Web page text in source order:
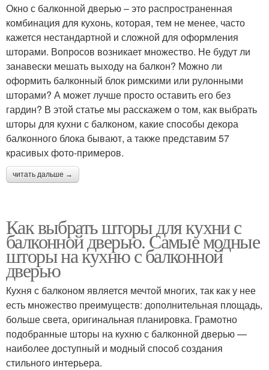
Окно с балконной дверью – это распространенная
комбинация для кухонь, которая, тем не менее, часто
кажется нестандартной и сложной для оформления
шторами. Вопросов возникает множество. Не будут ли
занавески мешать выходу на балкон? Можно ли
оформить балконный блок римскими или рулонными
шторами? А может лучше просто оставить его без
гардин? В этой статье мы расскажем о том, как выбрать
шторы для кухни с балконом, какие способы декора
балконного блока бывают, а также представим 57
красивых фото-примеров.
читать дальше →
Как выбрать шторы для кухни с
балконной дверью. Самые модные
шторы на кухню с балконной
дверью
Кухня с балконом является мечтой многих, так как у нее
есть множество преимуществ: дополнительная площадь,
больше света, оригинальная планировка. Грамотно
подобранные шторы на кухню с балконной дверью —
наиболее доступный и модный способ создания
стильного интерьера.